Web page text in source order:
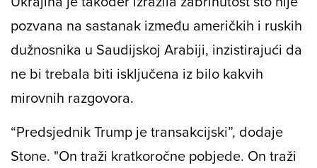
pozvana na sastanak između američkih i ruskih
dužnosnika u Saudijskoj Arabiji, inzistirajući da
ne bi trebala biti isključena iz bilo kakvih
mirovnih razgovora.
“Predsjednik Trump je transakcijski”, dodaje
Stone. "On traži kratkoročne pobjede. On traži